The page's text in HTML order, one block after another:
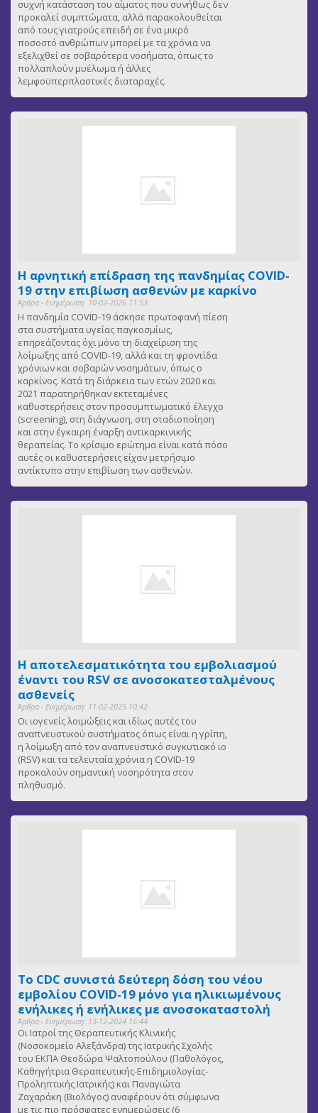
συχνή κατάσταση του αίματος που συνήθως δεν
προκαλεί συμπτώματα, αλλά παρακολουθείται
από τους γιατρούς επειδή σε ένα μικρό
ποσοστό ανθρώπων μπορεί με τα χρόνια να
εξελιχθεί σε σοβαρότερα νοσήματα, όπως το
πολλαπλούν μυέλωμα ή άλλες
λεμφοϋπερπλαστικές διαταραχές.
Η αρνητική επίδραση της πανδημίας COVID-
19 στην επιβίωση ασθενών με καρκίνο
Άρθρα - Ενημέρωση: 10-02-2026 11:53
Η πανδημία COVID-19 άσκησε πρωτοφανή πίεση
στα συστήματα υγείας παγκοσμίως,
επηρεάζοντας όχι μόνο τη διαχείριση της
λοίμωξης από COVID-19, αλλά και τη φροντίδα
χρόνιων και σοβαρών νοσημάτων, όπως ο
καρκίνος. Κατά τη διάρκεια των ετών 2020 και
2021 παρατηρήθηκαν εκτεταμένες
καθυστερήσεις στον προσυμπτωματικό έλεγχο
(screening), στη διάγνωση, στη σταδιοποίηση
και στην έγκαιρη έναρξη αντικαρκινικής
θεραπείας. Το κρίσιμο ερώτημα είναι κατά πόσο
αυτές οι καθυστερήσεις είχαν μετρήσιμο
αντίκτυπο στην επιβίωση των ασθενών.
Η αποτελεσματικότητα του εμβολιασμού
έναντι του RSV σε ανοσοκατεσταλμένους
ασθενείς
Άρθρα - Ενημέρωση: 11-02-2025 10:42
Οι ιογενείς λοιμώξεις και ιδίως αυτές του
αναπνευστικού συστήματος όπως είναι η γρίπη,
η λοίμωξη από τον αναπνευστικό συγκυτιακό ιο
(RSV) και τα τελευταία χρόνια η COVID-19
προκαλούν σημαντική νοσηρότητα στον
πληθυσμό.
Το CDC συνιστά δεύτερη δόση του νέου
εμβολίου COVID-19 μόνο για ηλικιωμένους
ενήλικες ή ενήλικες με ανοσοκαταστολή
Άρθρα - Ενημέρωση: 13-12-2024 16:44
Οι Ιατροί της Θεραπευτικής Κλινικής
(Νοσοκομείο Αλεξάνδρα) της Ιατρικής Σχολής
του ΕΚΠΑ Θεοδώρα Ψαλτοπούλου (Παθολόγος,
Καθηγήτρια Θεραπευτικής-Επιδημιολογίας-
Προληπτικής Ιατρικής) και Παναγιώτα
Ζαχαράκη (Βιολόγος) αναφέρουν ότι σύμφωνα
με τις πιο πρόσφατες ενημερώσεις (6